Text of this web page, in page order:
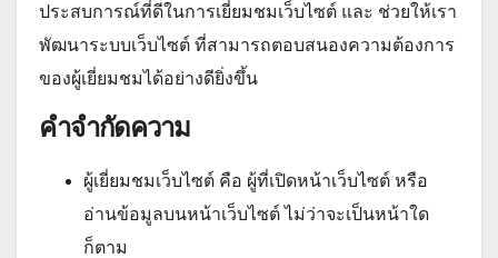
ประสบการณ์ที่ดีในการเยี่ยมชมเว็บไซต์ และ ช่วยให้เรา
พัฒนาระบบเว็บไซต์ ที่สามารถตอบสนองความต้องการ
ของผู้เยี่ยมชมได้อย่างดียิ่งขึ้น
คำจำกัดความ
ผู้เยี่ยมชมเว็บไซต์ คือ ผู้ที่เปิดหน้าเว็บไซต์ หรือ
อ่านข้อมูลบนหน้าเว็บไซต์ ไม่ว่าจะเป็นหน้าใด
ก็ตาม